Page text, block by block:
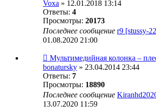
Voxa » 12.01.2018 13:14
Ответы: 4
Просмотры: 20173
Последнее сообщение r9 [stussy-
01.08.2020 21:00
Мультимедийная колонка –
bonatursky » 23.04.2014 23:44
Ответы: 7
Просмотры: 18890
Последнее сообщение
13.07.2020 11:59